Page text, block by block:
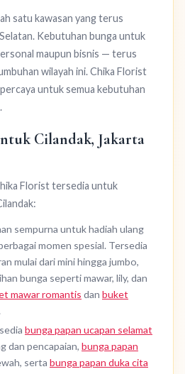
satu kawasan yang terus
Kebutuhan bunga untuk
maupun bisnis — terus
wilayah ini. Chika Florist
untuk semua kebutuhan
Cilandak, Jakarta
Florist tersedia untuk
sempurna untuk hadiah ulang
momen spesial. Tersedia
mulai dari mini hingga jumbo,
bunga seperti mawar, lily, dan
mawar romantis dan buket
bunga papan ucapan selamat
dan pencapaian, bunga papan
serta bunga papan duka cita